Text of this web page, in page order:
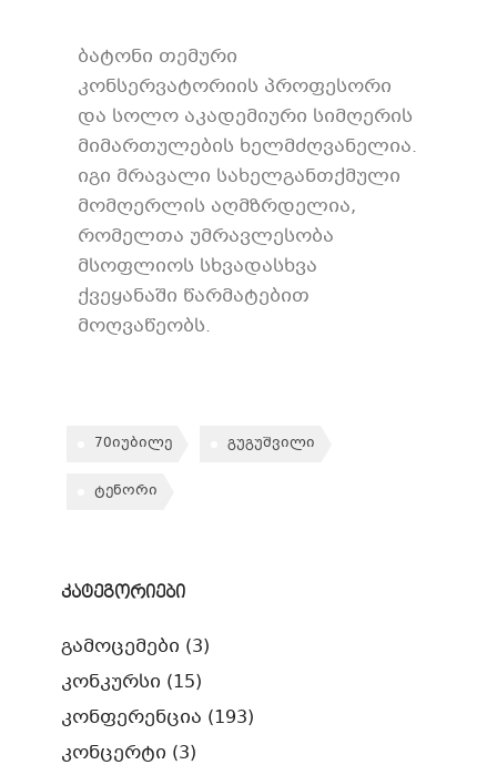
ბატონი თემური
კონსერვატორიის პროფესორი
და სოლო აკადემიური სიმღერის
მიმართულების ხელმძღვანელია.
იგი მრავალი სახელგანთქმული
მომღერლის აღმზრდელია,
რომელთა უმრავლესობა
მსოფლიოს სხვადასხვა
ქვეყანაში წარმატებით
მოღვაწეობს.
70იუბილე გუგუშვილი
ტენორი
კატეგორიები
გამოცემები (3)
კონკურსი (15)
კონფერენცია (193)
კონცერტი (3)